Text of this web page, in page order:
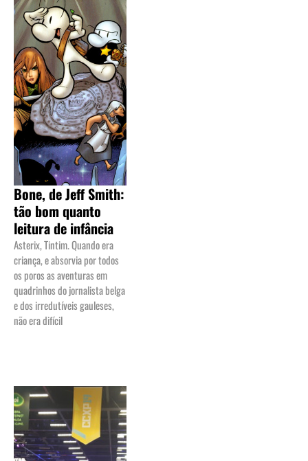
Bone, de Jeff Smith:
tão bom quanto
leitura de infância
Asterix, Tintim. Quando era
criança, e absorvia por todos
os poros as aventuras em
quadrinhos do jornalista belga
e dos irredutíveis gauleses,
não era difícil